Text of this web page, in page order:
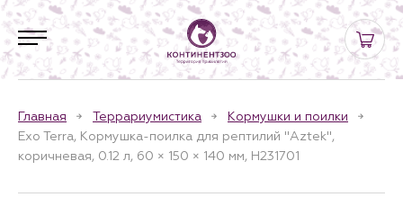
Главная Террариумистика
Кормушки и поилки
Exo Terra, Кормушка-поилка для рептилий "Aztek",
коричневая, 0.12 л, 60 × 150 × 140 мм, H231701